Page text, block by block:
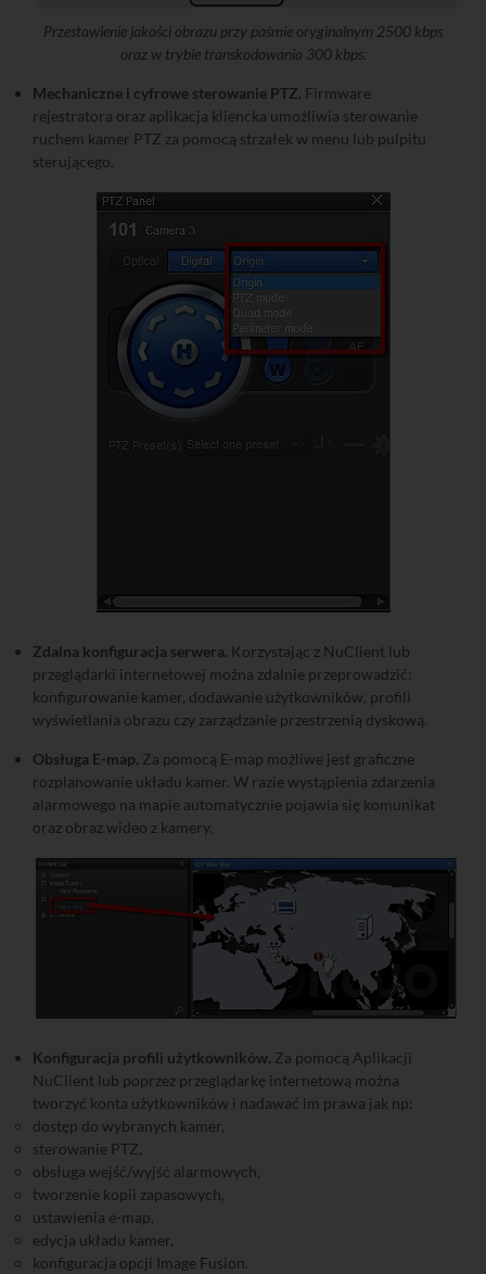
Przestawienie jakości obrazu przy paśmie oryginalnym 2500 kbps
oraz w trybie transkodowania 300 kbps.
Mechaniczne i cyfrowe sterowanie PTZ. Firmware
rejestratora oraz aplikacja kliencka umożliwia sterowanie
ruchem kamer PTZ za pomocą strzałek w menu lub pulpitu
sterującego.
Zdalna konfiguracja serwera. Korzystając z NuClient lub
przeglądarki internetowej można zdalnie przeprowadzić:
konfigurowanie kamer, dodawanie użytkowników, profili
wyświetlania obrazu czy zarządzanie przestrzenią dyskową.
Obsługa E-map. Za pomocą E-map możliwe jest graficzne
rozplanowanie układu kamer. W razie wystąpienia zdarzenia
alarmowego na mapie automatycznie pojawia się komunikat
oraz obraz wideo z kamery.
Konfiguracja profili użytkowników. Za pomocą Aplikacji
NuClient lub poprzez przeglądarkę internetową można
tworzyć konta użytkowników i nadawać im prawa jak np:
dostęp do wybranych kamer,
sterowanie PTZ,
obsługa wejść/wyjść alarmowych,
tworzenie kopii zapasowych,
ustawienia e-map,
edycja układu kamer,
konfiguracja opcji Image Fusion.